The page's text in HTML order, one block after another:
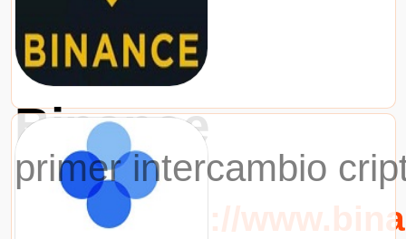
Binance
primer intercambio
URL：https://